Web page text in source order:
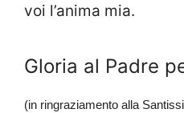
voi l’anima mia.
Gloria al Padre
(in ringraziamento alla